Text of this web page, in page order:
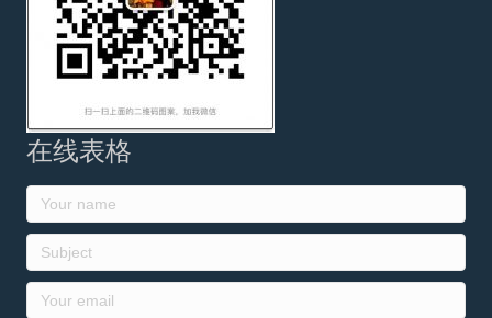
在线表格